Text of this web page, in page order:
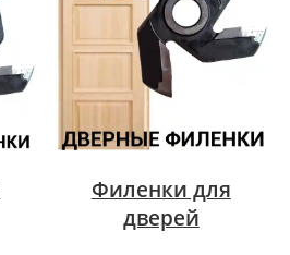
Филенки для
дверей